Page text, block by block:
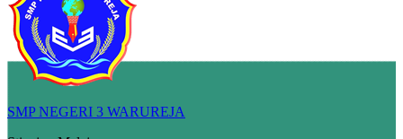
SMP NEGERI 3 WARUREJA